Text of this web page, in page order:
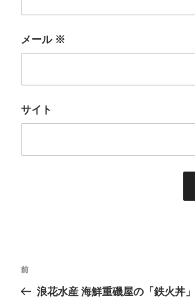
メール ※
サイト
投
前
の
前
浪花水産 海鮮重磯屋の「鉄火丼」